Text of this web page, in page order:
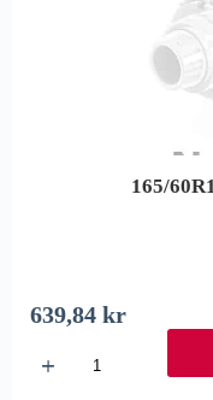
165/
639,84 kr